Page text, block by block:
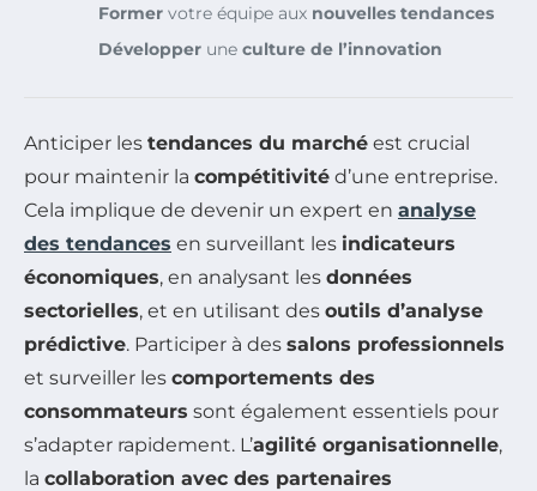
Former votre équipe aux nouvelles tendances
Développer une culture de l’innovation
Anticiper les tendances du marché est crucial
pour maintenir la compétitivité d’une entreprise.
Cela implique de devenir un expert en analyse
des tendances en surveillant les indicateurs
économiques, en analysant les données
sectorielles, et en utilisant des outils d’analyse
prédictive. Participer à des salons professionnels
et surveiller les comportements des
consommateurs sont également essentiels pour
s’adapter rapidement. L’agilité organisationnelle,
la collaboration avec des partenaires